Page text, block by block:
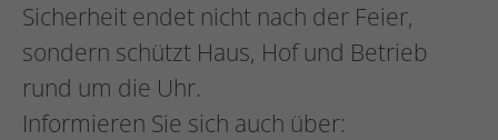
Sicherheit endet nicht nach der Feier,
sondern schützt Haus, Hof und Betrieb
rund um die Uhr.
Informieren Sie sich auch über: